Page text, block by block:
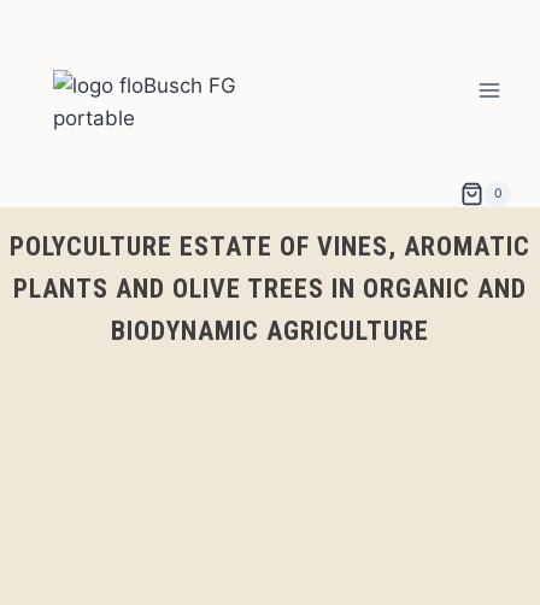
contenu
0
POLYCULTURE ESTATE OF VINES, AROMATIC
PLANTS AND OLIVE TREES IN ORGANIC AND
BIODYNAMIC AGRICULTURE